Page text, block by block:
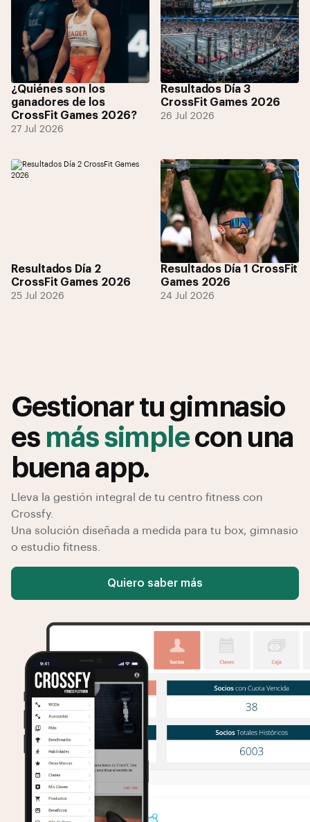
¿Quiénes son los
ganadores de los
CrossFit Games 2026?
27 Jul 2026
Resultados Día 3
CrossFit Games 2026
26 Jul 2026
Resultados Día 2
CrossFit Games 2026
25 Jul 2026
Resultados Día 1 CrossFit
Games 2026
24 Jul 2026
Gestionar tu gimnasio
es más simplecon una
buena app.
Lleva la gestión integral de tu centro fitness con
Crossfy.
Una solución diseñada a medida para tu box, gimnasio
o estudio fitness.
Quiero saber más